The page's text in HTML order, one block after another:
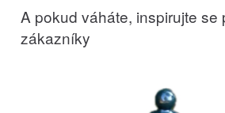
A pokud váháte, inspirujte se
zákazníky